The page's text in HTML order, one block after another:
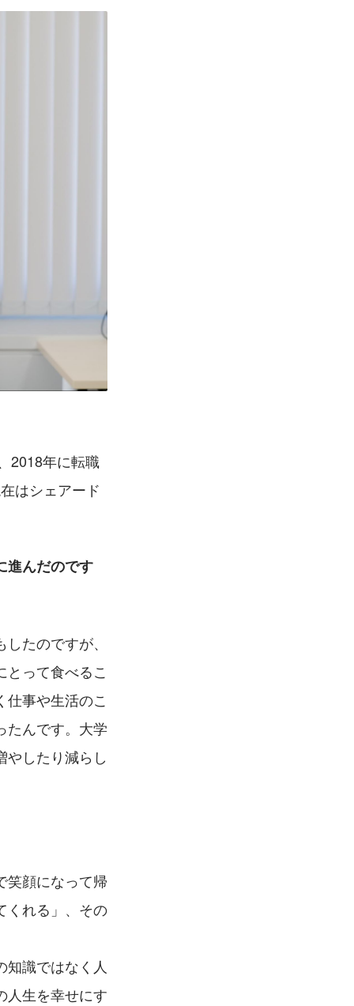
2018年に転職
はシェアード
進んだのです
たのですが、
って食べるこ
事や生活のこ
たんです。大学
やしたり減らし
笑顔になって帰
くれる」、その
識ではなく人
人生を幸せにす